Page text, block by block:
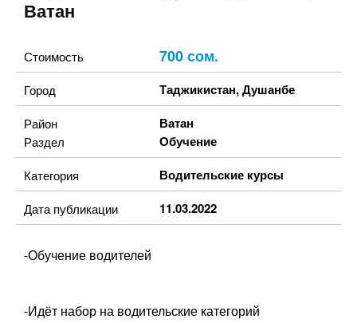
Ватан
Стоимость 700 сом.
Город Таджикистан,Душанбе
Район Ватан
Раздел Обучение
Категория Водительские курсы
Дата публикации 11.03.2022
-Обучение водителей
-Идёт набор на водительские категорий